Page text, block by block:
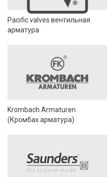
Pacific valves вентильная
арматура
Krombach Armaturen
(Кромбах арматура)